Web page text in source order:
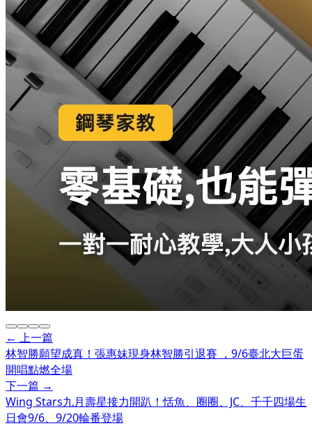
← 上一篇
林智勝願望成真！張惠妹現身林智勝引退賽 ，9/6臺北大巨蛋
開唱點燃全場
下一篇 →
Wing Stars九月壽星接力開趴！恬魚、圈圈、JC、千千四場生
日會9/6、9/20輪番登場